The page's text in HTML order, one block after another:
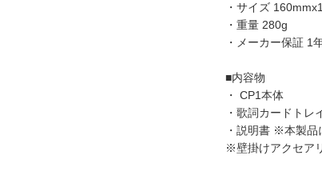
・サイズ
・重量 280g
・メーカー保証 1
■内容物
・ CP1本体
・歌詞カードトレ
・説明書 ※本製品
※壁掛けアクセア